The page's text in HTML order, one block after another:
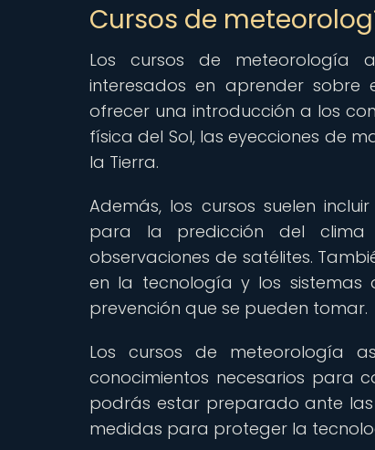
Cursos de
Los cursos de meteorología
interesados en aprender sobre
ofrecer una introducción a los
física del Sol, las eyecciones de
la Tierra.
Además, los cursos suelen
para la predicción del clima
observaciones de satélites.
en la tecnología y los sistemas
prevención que se pueden tomar.
Los cursos de meteorología
conocimientos necesarios para
podrás estar preparado ante
medidas para proteger la